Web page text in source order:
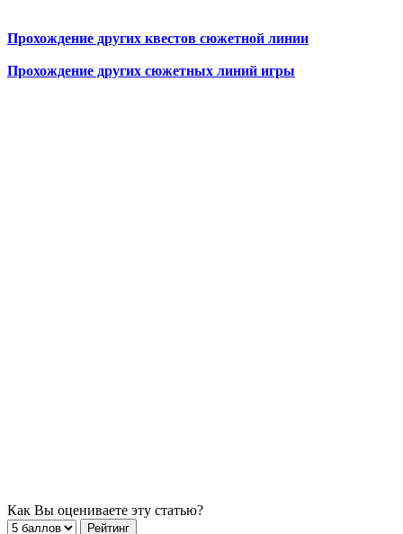
Прохождение других квестов сюжетной линии
Прохождение других сюжетных линий игры
Как Вы оцениваете эту статью?